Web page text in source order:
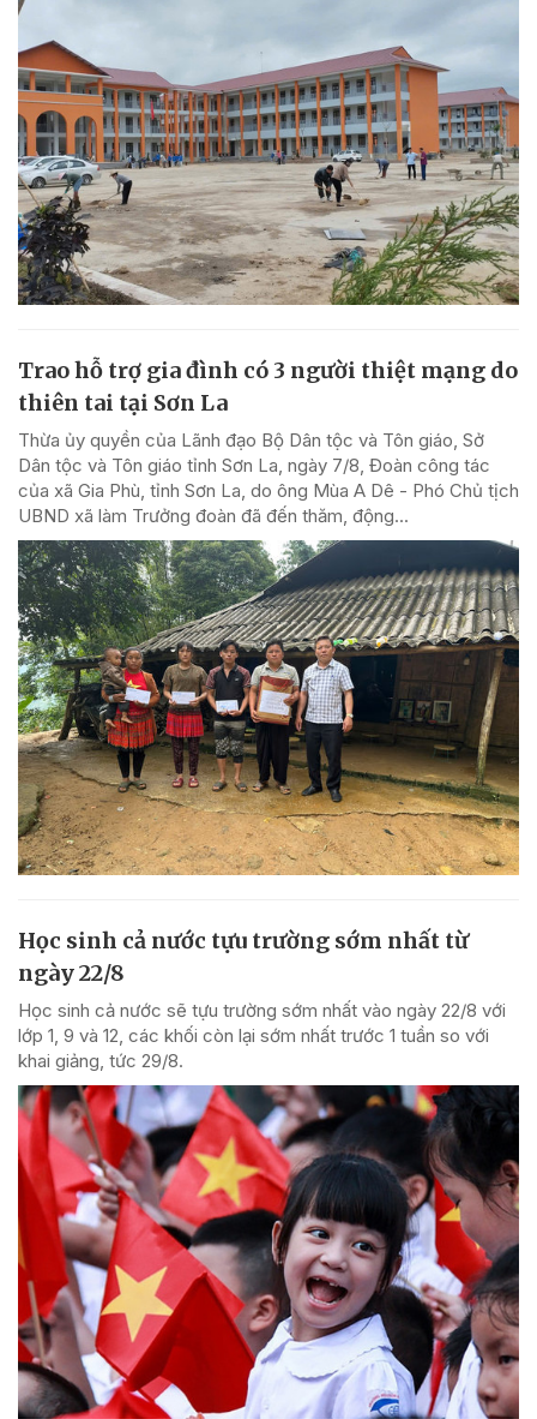
Trao hỗ trợ gia đình có 3 người thiệt mạng do
thiên tai tại Sơn La
Thừa ủy quyền của Lãnh đạo Bộ Dân tộc và Tôn giáo, Sở
Dân tộc và Tôn giáo tỉnh Sơn La, ngày 7/8, Đoàn công tác
của xã Gia Phù, tỉnh Sơn La, do ông Mùa A Dê - Phó Chủ tịch
UBND xã làm Trưởng đoàn đã đến thăm, động...
Học sinh cả nước tựu trường sớm nhất từ
ngày 22/8
Học sinh cả nước sẽ tựu trường sớm nhất vào ngày 22/8 với
lớp 1, 9 và 12, các khối còn lại sớm nhất trước 1 tuần so với
khai giảng, tức 29/8.